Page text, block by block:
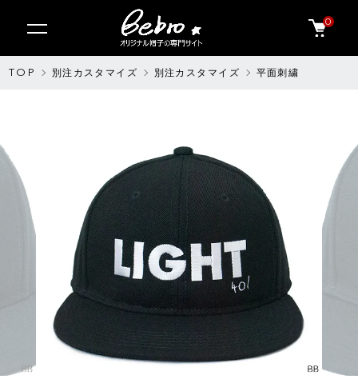
0
TOP 別注カスタマイズ 別注カスタマイズ 平面刺繍